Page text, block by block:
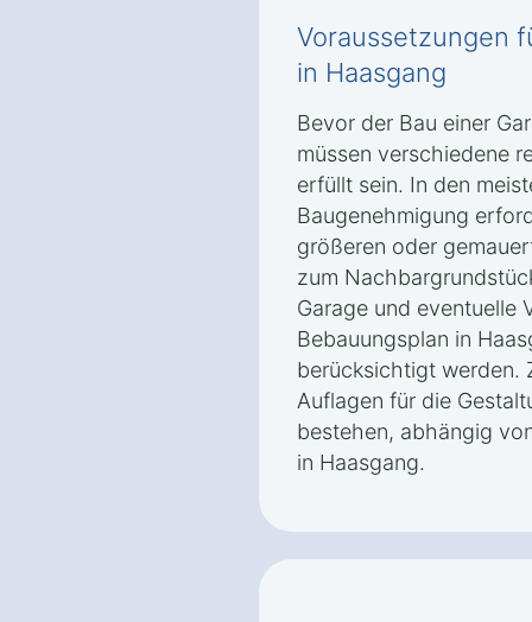
Voraussetzungen
in Haasgang
Bevor der Bau einer
müssen verschiedene
erfüllt sein. In den
Baugenehmigung
größeren oder
zum
Garage und eventuelle
Bebauungsplan in
berücksichtigt werden.
Auflagen für die
bestehen, abhängig
in Haasgang.